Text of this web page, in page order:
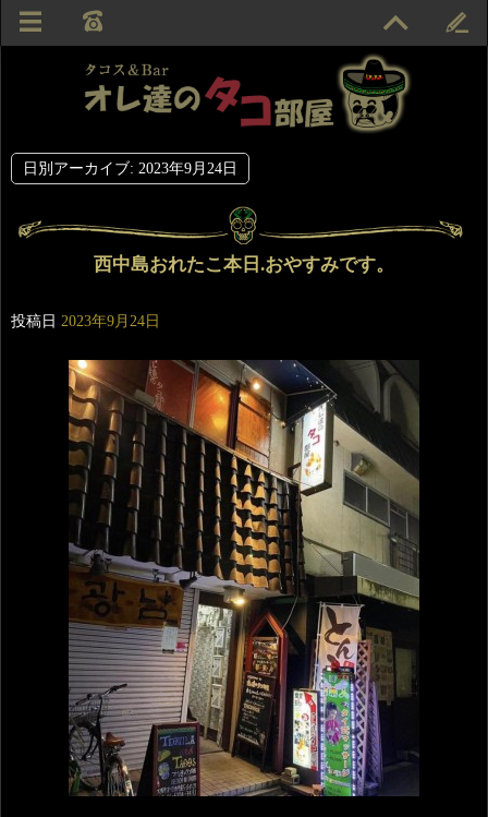
日別アーカイブ: 2023年9月24日
西中島おれたこ本日.おやすみです。
投稿日 2023年9月24日